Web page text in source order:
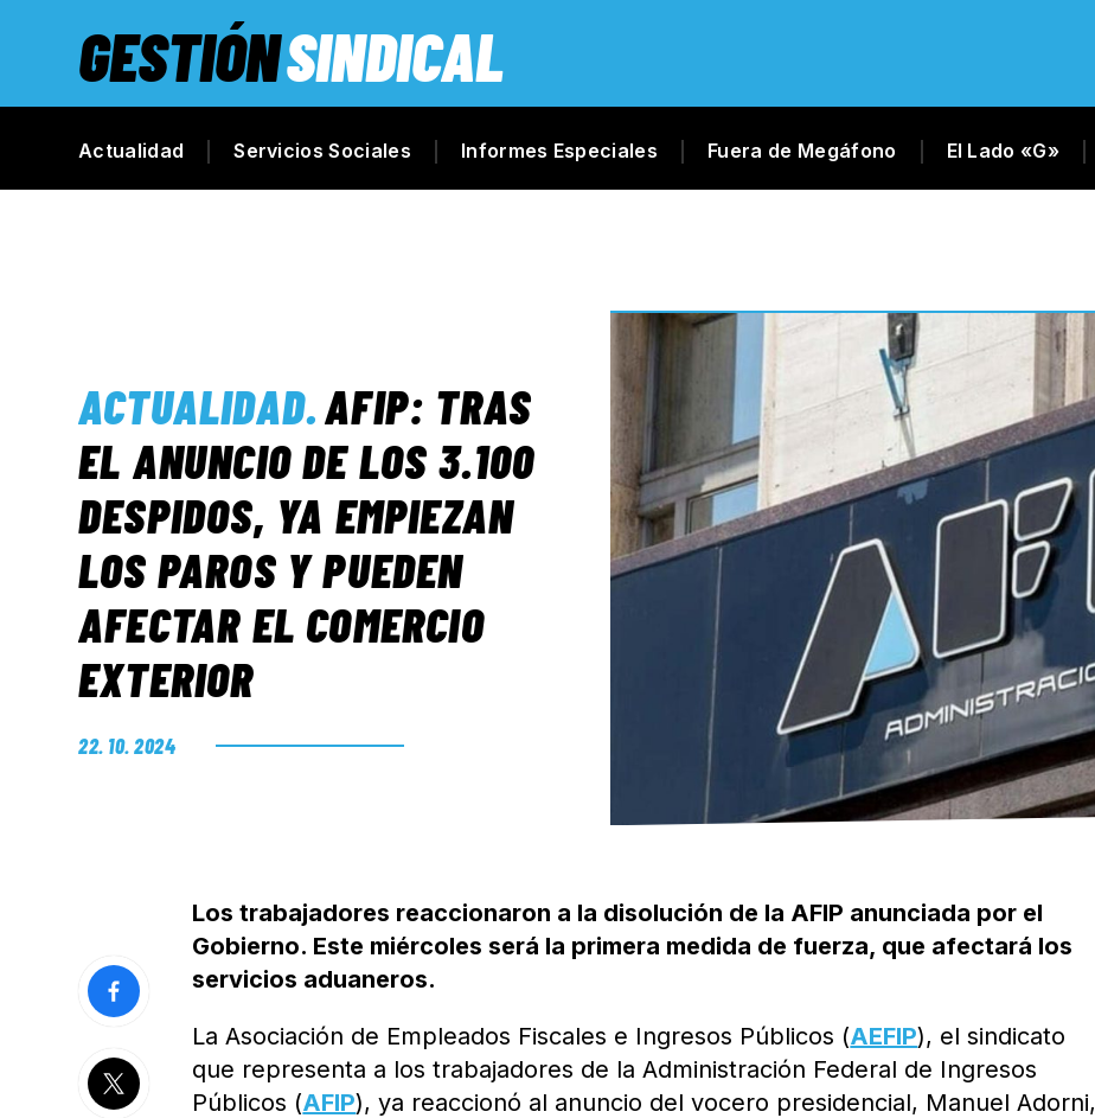
GESTIÓNSINDICAL
Actualidad Servicios Sociales Informes Especiales Fuera de Megáfono El Lado «G»
ACTUALIDAD.AFIP: TRAS
EL ANUNCIO DE LOS 3.100
DESPIDOS, YA EMPIEZAN
LOS PAROS Y PUEDEN
AFECTAR EL COMERCIO
EXTERIOR
22. 10. 2024
Los trabajadores reaccionaron a la disolución de la AFIP anunciada por el
Gobierno. Este miércoles será la primera medida de fuerza, que afectará los
servicios aduaneros.
La Asociación de Empleados Fiscales e Ingresos Públicos (AEFIP), el sindicato
que representa a los trabajadores de la Administración Federal de Ingresos
Públicos (AFIP), ya reaccionó al anuncio del vocero presidencial, Manuel Adorni,